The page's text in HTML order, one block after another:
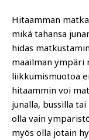
Hitaamman
mikä tahansa
hidas
maailman ympäri
liikkumismuotoa
hitaammin voi
junalla, bussilla
olla vain
myös olla jotain